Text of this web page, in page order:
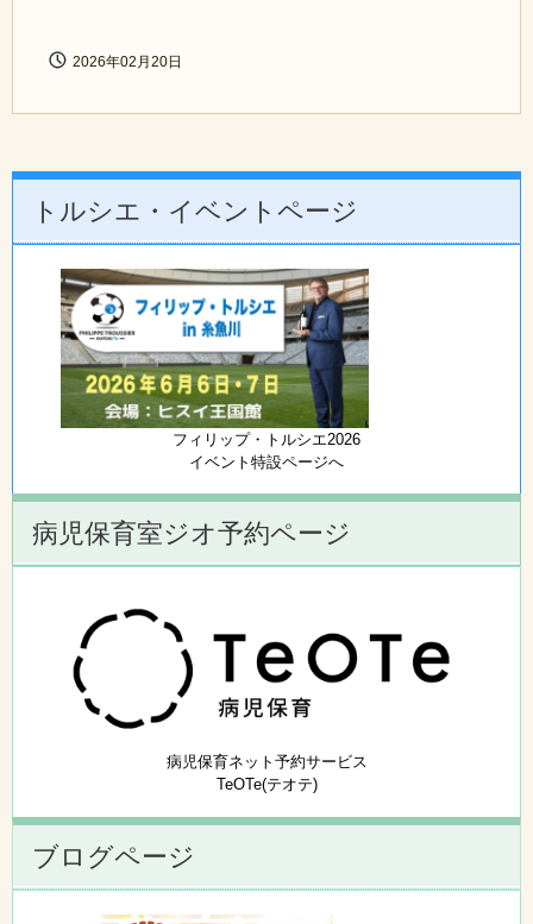
2026年02月20日
トルシエ・イベントページ
フィリップ・トルシエ2026
イベント特設ページへ
病児保育室ジオ予約ページ
病児保育ネット予約サービス
TeOTe(テオテ)
ブログページ